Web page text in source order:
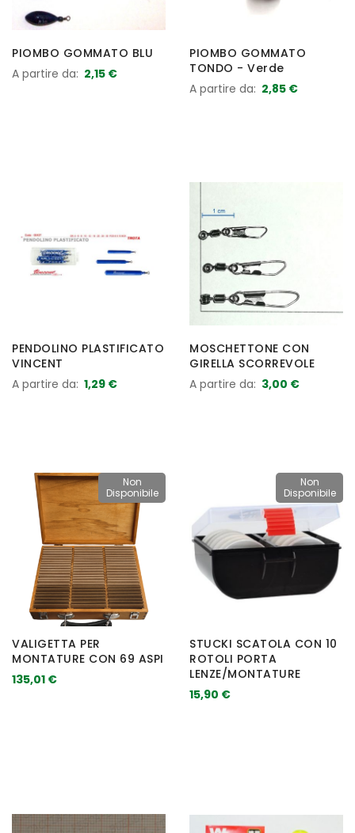
PIOMBO GOMMATO BLU
A partire da 2,15 €
PIOMBO GOMMATO
TONDO - Verde
A partire da 2,85 €
PENDOLINO PLASTIFICATO
VINCENT
A partire da 1,29 €
MOSCHETTONE CON
GIRELLA SCORREVOLE
A partire da 3,00 €
Non
Disponibile
VALIGETTA PER
MONTATURE CON 69 ASPI
135,01 €
Non
Disponibile
STUCKI SCATOLA CON 10
ROTOLI PORTA
LENZE/MONTATURE
15,90 €